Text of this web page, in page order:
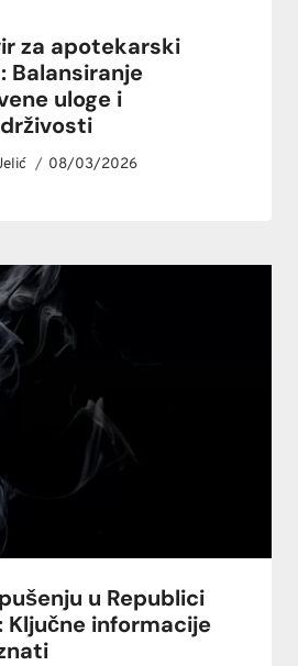
za apotekarski
Balansiranje
uloge i
08/03/2026
u Republici
Ključne informacije